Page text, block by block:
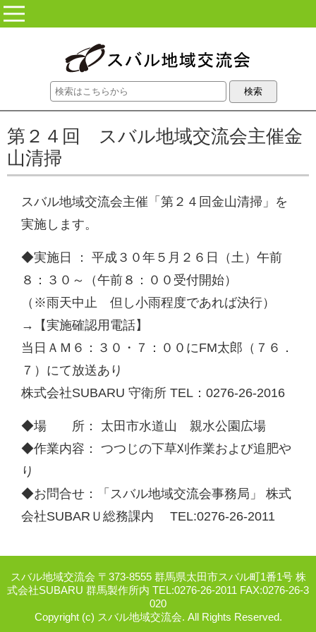
コンテンツに移動
第２４回 スバル地域交流会主催金
山清掃
スバル地域交流会主催「第２４回金山清掃」を
実施します。
◆実施日 ： 平成３０年５月２６日（土）午前
８：３０～（午前８：００受付開始）
（※雨天中止 但し小雨程度であれば決行）
→【実施確認用電話】
当日ＡＭ６：３０・７：００にFM太郎（７６．
７）にて放送あり
株式会社SUBARU 守衛所 TEL：0276-26-2016
◆場 所： 太田市水道山 親水公園広場
◆作業内容： つつじの下草刈作業および追肥や
り
◆お問合せ：「スバル地域交流会事務局」 株式
会社SUBARＵ総務課内 TEL:0276-26-2011
スバル地域交流会 〒373-8555 群馬県太田市スバル町1番1号 株
式会社SUBARU 群馬製作所内 TEL:0276-26-2011 FAX:0276-26-3
020
Copyright (c) スバル地域交流会. All Rights Reserved.